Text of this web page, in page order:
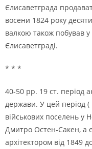
Єлисаветграда
восени 1824 року
валкою також побував
Єлисаветградi.
* * *
40-50 рр. 19 ст. перiод
держави. У цей перiод (
вiйськових поселень у
Дмитро Остен-Сакен, а
архiтектором вiд 1849